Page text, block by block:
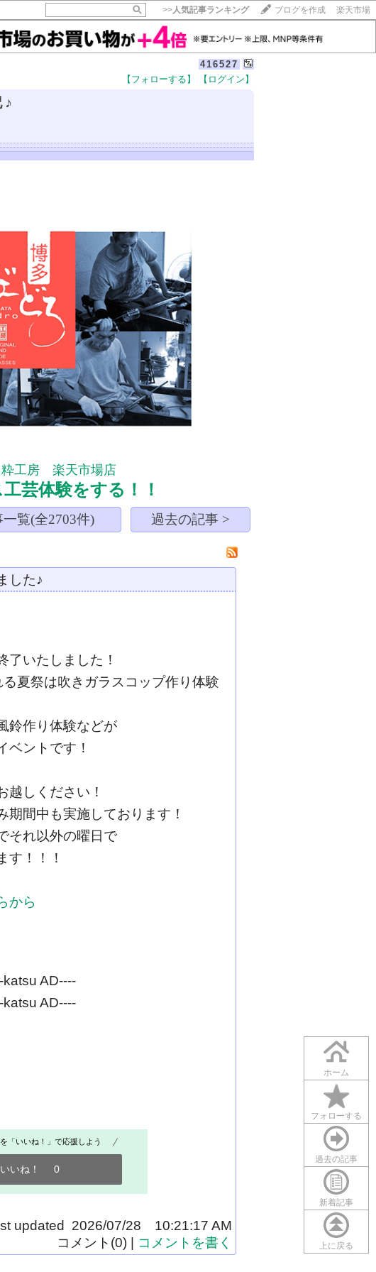
>>人気記事ランキング ブログを作成 楽天市場
416527
【フォローする】 【ログイン】
粋工房 楽天市場店
芸体験をする！！
覧(全2703件) 過去の記事 >
した♪
了いたしました！
夏祭は吹きガラスコップ作り体験
鈴作り体験などが
ベントです！
越しください！
期間中も実施しております！
それ以外の曜日で
す！！！
から
katsu AD----
katsu AD----
「いいね！」で応援しよう
いいね！ 0
updated 2026/07/28 10:21:17 AM
コメント(0) |
コメントを書く
ホーム
フォローする
過去の記事
新着記事
上に戻る
いいね!